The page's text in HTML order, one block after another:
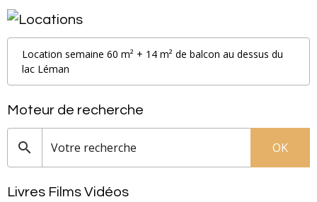
Location semaine 60 m² + 14 m² de balcon au dessus du
lac Léman
Moteur de recherche
OK
Livres Films Vidéos